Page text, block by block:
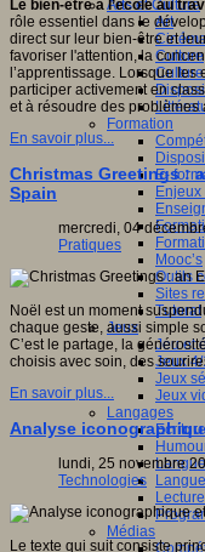
Arts et Culture
Art
Culture
Formation
E-
Mooc’s
Outils
Sites
Tutorat
Jeux
Jeu et
Jeux
Jeux
Jeux
Langages
Ecriture
Lecture
Médias
Le bien-être à l’école au
rôle essentiel dans le
direct sur leur bien-être et
favoriser l'attention, la
l’apprentissage. Lorsque
participer activement en
et à résoudre des problèmes
En savoir plus...
Christmas Greetings :
Spain
mercredi, 04
Pratiques
Noël est un moment
chaque geste, aussi simple
C’est le partage, la
choisis avec soin, des
En savoir plus...
Analyse
lundi, 25 novembre
Technologies
Le texte qui suit consiste